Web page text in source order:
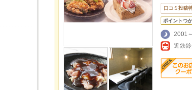
口コミ投稿
ポイントつ
2001
近鉄